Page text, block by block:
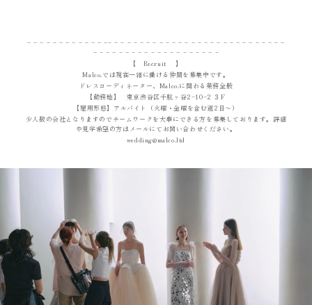
− − − − − − − − − − − − −− − − − − − − − − − − − − − − − − − − − − − − − − − − −
− − − − − − − − − − − − − − − − − − − −
【 Recruit 】
Malco.では現在一緒に働ける仲間を募集中です。
ドレスコーディネーター、Malco.に関わる業務全般
【勤務地】 東京渋谷区千駄ヶ谷2−10−2 ３F
【雇用形態】アルバイト（火曜・金曜を含む週2日〜）
少人数の会社となりますのでチームワークを大事にできる方を募集しております。詳細
や見学希望の方はメールにてお問い合わせください。
wedding@malco.ltd